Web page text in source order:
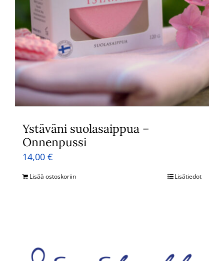
Ystäväni suolasaippua –
Onnenpussi
14,00 €
Lisää ostoskoriin Lisätiedot